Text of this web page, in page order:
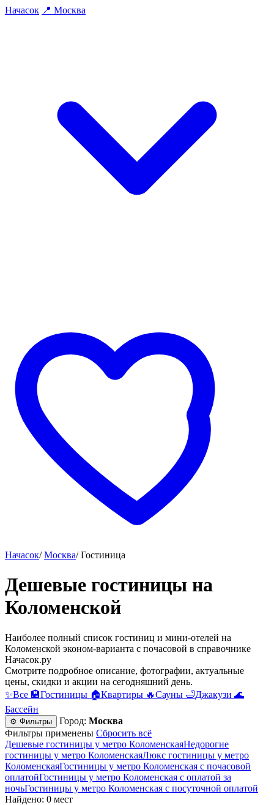
Начасок 📍 Москва
Начасок/ Москва/ Гостиница
Дешевые гостиницы на
Коломенской
Наиболее полный список гостиниц и мини-отелей на
Коломенской эконом-варианта c почасовой в справочнике
Начасок.ру
Смотрите подробное описание, фотографии, актуальные
цены, скидки и акции на сегодняшний день.
✨Все 🏨Гостиницы 🏠Квартиры 🔥Сауны 🛁Джакузи 🌊
Бассейн
⚙ Фильтры Город: Москва
Фильтры применены Сбросить всё
Дешевые гостиницы у метро КоломенскаяНедорогие
гостиницы у метро КоломенскаяЛюкс гостиницы у метро
КоломенскаяГостиницы у метро Коломенская c почасовой
оплатойГостиницы у метро Коломенская с оплатой за
ночьГостиницы у метро Коломенская c посуточной оплатой
Найдено: 0 мест